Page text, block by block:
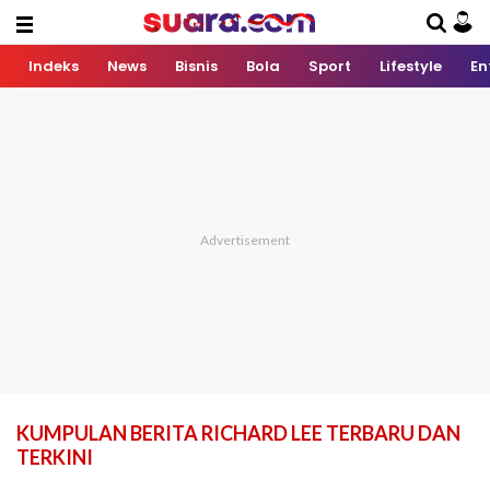
Indeks News Bisnis Bola Sport Lifestyle
KUMPULAN BERITA RICHARD LEE TERBARU DAN
TERKINI